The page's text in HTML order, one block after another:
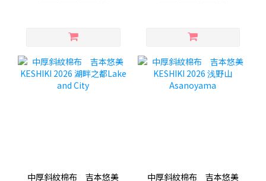
中厚斜紋棉布 吉本悠美
中厚斜紋棉布 吉本悠美